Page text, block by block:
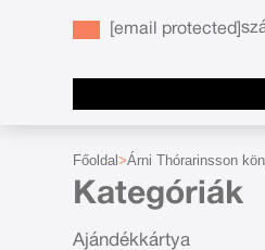
[email protected]
Főoldal Árni Thórarinsson
Kategóriák
Ajándékkártya